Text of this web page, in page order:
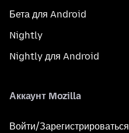
Бета для Android
Nightly
Nightly для Android
Аккаунт Mozilla
Войти/Зарегистрироваться